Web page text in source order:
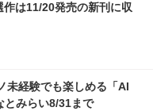
作は11/20発売の新刊に収
未経験でも楽しめる「AI
みらい8/31まで